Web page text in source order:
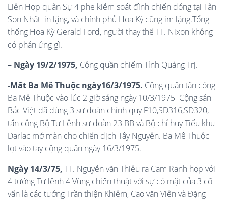
Liên Hợp quân Sự 4 phe kiễm soát đình chiến dóng tại Tân
Son Nhất in lặng, và chính phủ Hoa Kỳ cũng im lặng.Tổng
thống Hoa Kỳ Gerald Ford, người thay thế TT. Nixon không
có phản ứng gì.
– Ngày 19/2/1975, Cộng quần chiếm Tỉnh Quảng Trị.
-Mất Ba Mê Thuộc ngày16/3/1975. Cộng quân tấn công
Ba Mê Thuộc vào lúc 2 giờ sáng ngày 10/3/1975 Cộng sản
Bắc Việt đã dùng 3 sư đoàn chính quy F10,SĐ316,SĐ320,
tấn công Bộ Tư Lênh sư đoàn 23 BB và Bộ chỉ huy Tiểu khu
Darlac mở màn cho chiến dịch Tây Nguyên. Ba Mê Thuộc
lọt vào tay cộng quân ngày 16/3/1975.
Ngày 14/3/75, TT. Nguyễn văn Thiệu ra Cam Ranh họp với
4 tướng Tư lệnh 4 Vùng chiến thuật với sự có mặt của 3 cố
vấn là các tướng Trần thiện Khiêm, Cao văn Viên và Đặng